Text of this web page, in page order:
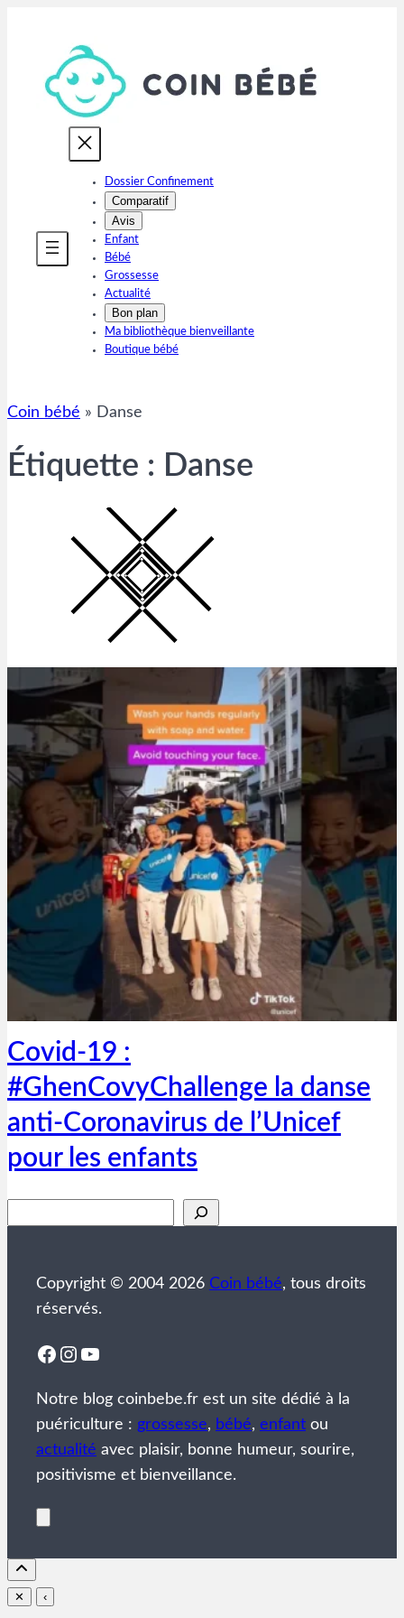
contenu
Dossier Confinement
Comparatif
Avis
Enfant
Bébé
Grossesse
Actualité
Bon plan
Ma bibliothèque bienveillante
Boutique bébé
Coin bébé » Danse
Étiquette : Danse
Thibaut Parent
20 mars 2020
Covid-19 :
#GhenCovyChallenge la danse
anti-Coronavirus de l’Unicef
pour les enfants
Copyright © 2004 2026 Coin bébé, tous droits
réservés.
Facebook
Instagram
YouTube
Notre blog coinbebe.fr est un site dédié à la
puériculture : grossesse, bébé, enfant ou
actualité avec plaisir, bonne humeur, sourire,
positivisme et bienveillance.
✕ ‹